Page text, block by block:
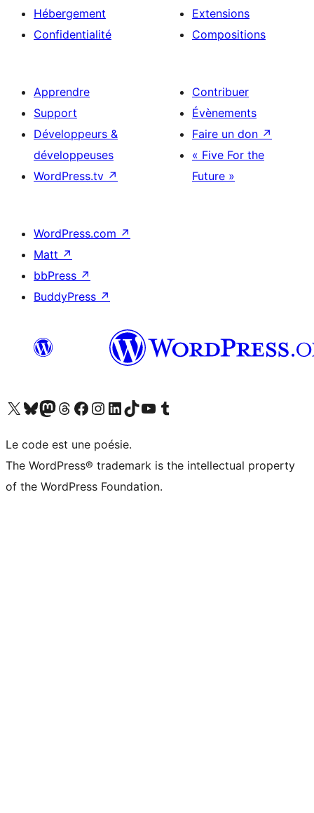
Hébergement
Confidentialité
Extensions
Compositions
Apprendre
Support
Développeurs &
développeuses
WordPress.tv ↗
Contribuer
Évènements
Faire un don ↗
« Five For the
Future »
WordPress.com ↗
Matt ↗
bbPress ↗
BuddyPress ↗
Visitez notre compte X (précédemment Twitter)
Visiter notre compte Bluesky
Visiter notre compte Mastodon
Visiter notre compte Threads
Consulter notre compte Facebook
Consulter notre compte Instagram
Consulter notre compte LinkedIn
Visiter notre compte TokTok
Visiter notre chaîne YouTube
Visiter notre compte Tumblr
Le code est une poésie.
The WordPress® trademark is the intellectual property
of the WordPress Foundation.